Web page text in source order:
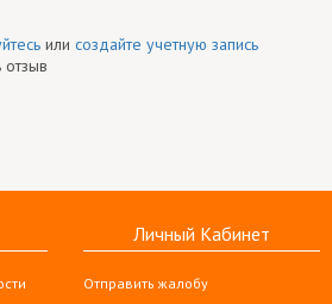
или создайте учетную запись
отзыв
Личный Кабинет
Отправить жалобу